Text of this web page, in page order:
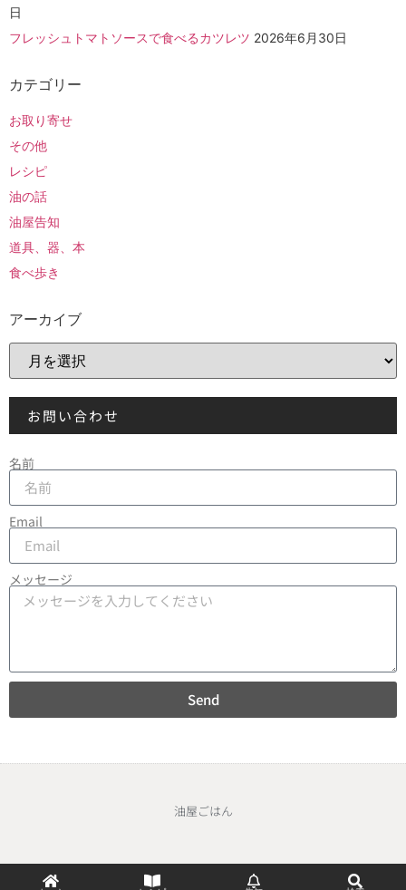
日
フレッシュトマトソースで食べるカツレツ 2026年6月30日
カテゴリー
お取り寄せ
その他
レシピ
油の話
油屋告知
道具、器、本
食べ歩き
アーカイブ
お問い合わせ
名前
Email
メッセージ
Send
油屋ごはん